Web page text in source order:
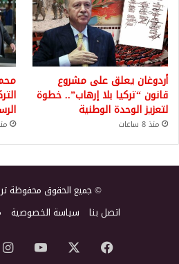
أردوغان يعلق على مشروع
قانون “تركيا بلا إرهاب”.. خطوة
لتعزيز الوحدة الوطنية
منذ 8 ساعات منذ
© جميع الحقوق محفوظة تركيا
اتصل بنا سياسة الخصوصية
فيسبوك ‫YouTube